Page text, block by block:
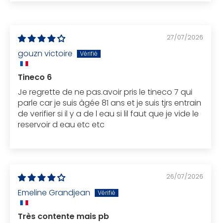
27/07/2026
gouzn victoire
Tineco 6
Je regrette de ne pas.avoir pris le tineco 7 qui
parle car je suis âgée 81 ans et je suis tjrs entrain
de verifier si il y a de l eau si lil faut que je vide le
reservoir d eau etc etc
26/07/2026
Emeline Grandjean
Très contente mais pb